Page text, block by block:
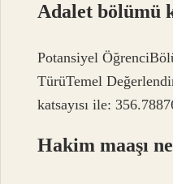
Adalet bölümü
Potansiyel
TürüTemel
katsayısı ile:
Hakim maaşı